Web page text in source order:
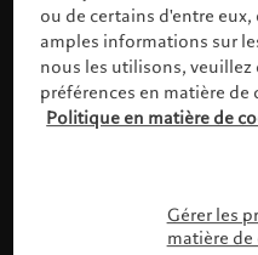
Confirm
ou de certains d'entre
amples informations sur
nous les utilisons, veuillez
préférences en matière de
Politique en matière de
Gérer les
matière